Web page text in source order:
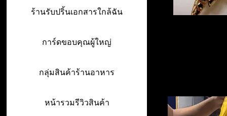
ร้านรับปริ้นเอกสารใกล้ฉัน
การ์ดขอบคุณผู้ใหญ่
กลุ่มสินค้าร้านอาหาร
หน้ารวมรีวิวสินค้า